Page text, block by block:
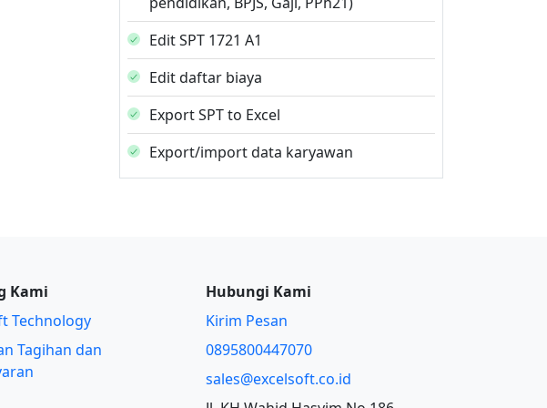
Edit SPT 1721 A1
Edit daftar biaya
Export SPT to Excel
Export/import data karyawan
Kami
Technology
Tagihan dan
Hubungi Kami
Kirim Pesan
0895800447070
sales@excelsoft.co.id